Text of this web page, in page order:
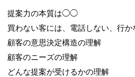
提案力の本質は◯◯
買わない客には、電話しない、行
顧客の意思決定構造の理解
顧客のニーズの理解
どんな提案が受けるかの理解